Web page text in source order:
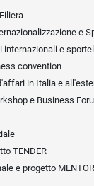
e
internazionali e
convention
in Italia e
e Business
TENDER
e progetto